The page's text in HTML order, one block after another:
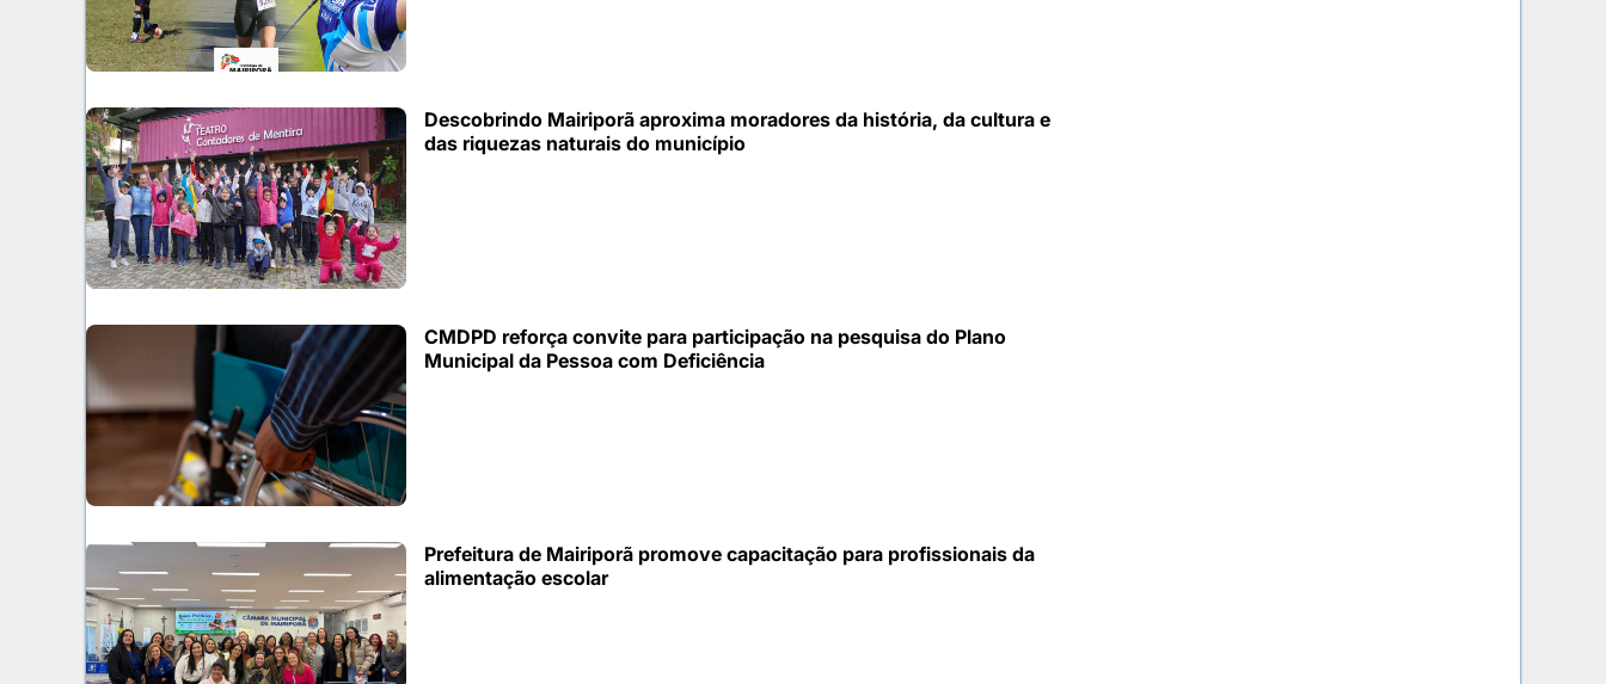
Descobrindo Mairiporã aproxima moradores da história, da cultura e
das riquezas naturais do município
CMDPD reforça convite para participação na pesquisa do Plano
Municipal da Pessoa com Deficiência
Prefeitura de Mairiporã promove capacitação para profissionais da
alimentação escolar